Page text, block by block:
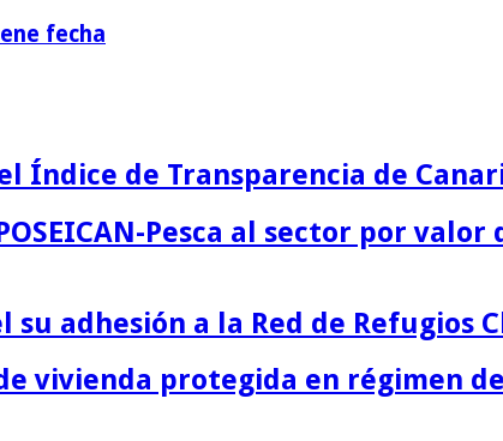
fecha
Índice de Transparencia de
Pesca al sector por
adhesión a la Red de Refugios
vivienda protegida en régimen